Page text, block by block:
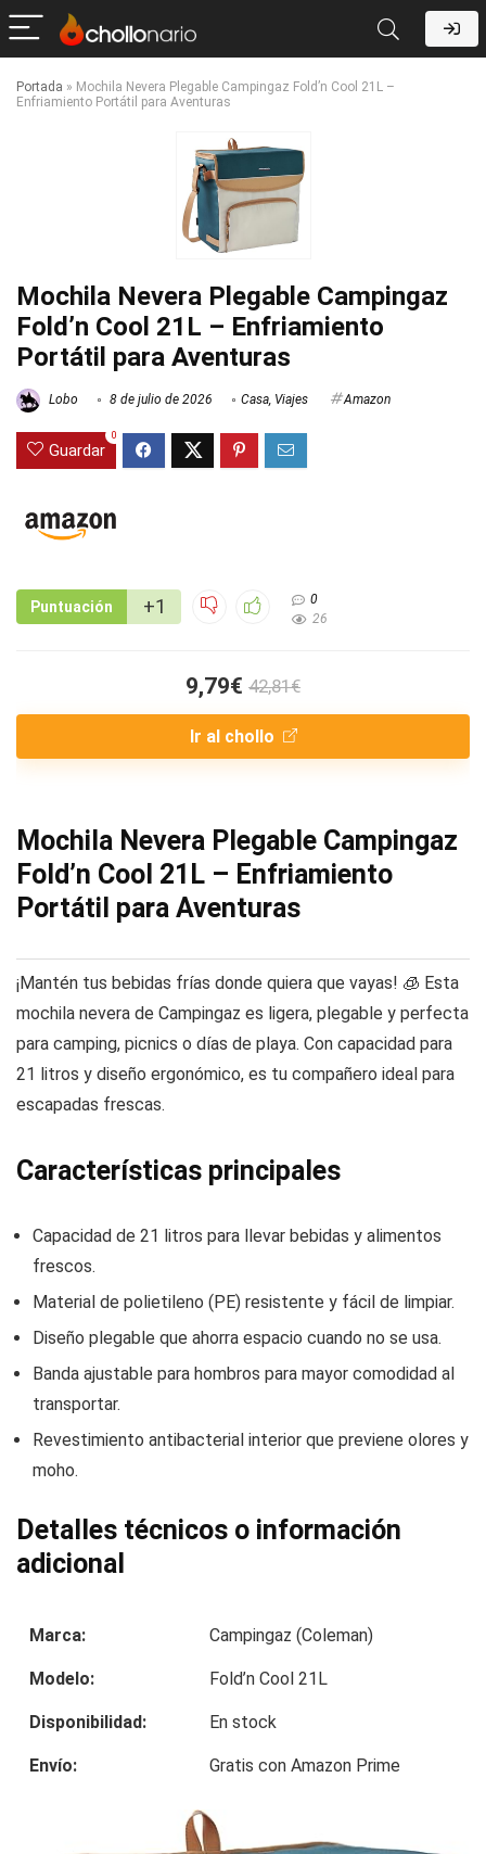
Portada » Mochila Nevera Plegable Campingaz Fold’n Cool 21L –
Enfriamiento Portátil para Aventuras
Mochila Nevera Plegable Campingaz
Fold’n Cool 21L – Enfriamiento
Portátil para Aventuras
Lobo 8 de julio de 2026 Casa, Viajes Amazon
Guardar
0
Puntuación +1
0
26
9,79€ 42,81€
Ir al chollo
Mochila Nevera Plegable Campingaz
Fold’n Cool 21L – Enfriamiento
Portátil para Aventuras
¡Mantén tus bebidas frías donde quiera que vayas! 🧊 Esta
mochila nevera de Campingaz es ligera, plegable y perfecta
para camping, picnics o días de playa. Con capacidad para
21 litros y diseño ergonómico, es tu compañero ideal para
escapadas frescas.
Características principales
Capacidad de 21 litros para llevar bebidas y alimentos
frescos.
Material de polietileno (PE) resistente y fácil de limpiar.
Diseño plegable que ahorra espacio cuando no se usa.
Banda ajustable para hombros para mayor comodidad al
transportar.
Revestimiento antibacterial interior que previene olores y
moho.
Detalles técnicos o información
adicional
Marca: Campingaz (Coleman)
Modelo: Fold’n Cool 21L
Disponibilidad: En stock
Envío: Gratis con Amazon Prime